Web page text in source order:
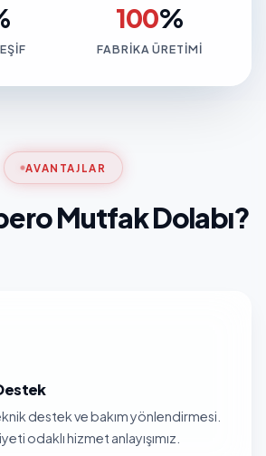
100%
FABRIKA ÜRETIMI
AVANTAJLAR
Mutfak Dolabı?
destek ve bakım yönlendirmesi.
odaklı hizmet anlayışımız.